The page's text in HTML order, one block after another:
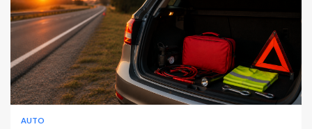
AUTO